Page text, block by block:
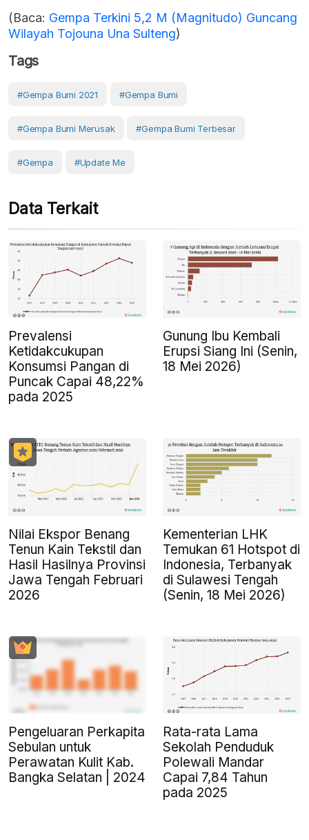
(Baca: Gempa Terkini 5,2 M (Magnitudo) Guncang
Wilayah Tojouna Una Sulteng)
Tags
#gempa Bumi 2021 #Gempa Bumi
#gempa Bumi Merusak #gempa Bumi Terbesar
#gempa #Update Me
Data Terkait
Prevalensi
Ketidakcukupan
Konsumsi Pangan di
Puncak Capai 48,22%
pada 2025
Gunung Ibu Kembali
Erupsi Siang Ini (Senin,
18 Mei 2026)
Nilai Ekspor Benang
Tenun Kain Tekstil dan
Hasil Hasilnya Provinsi
Jawa Tengah Februari
2026
Kementerian LHK
Temukan 61 Hotspot di
Indonesia, Terbanyak
di Sulawesi Tengah
(Senin, 18 Mei 2026)
Pengeluaran Perkapita
Sebulan untuk
Perawatan Kulit Kab.
Bangka Selatan | 2024
Rata-rata Lama
Sekolah Penduduk
Polewali Mandar
Capai 7,84 Tahun
pada 2025